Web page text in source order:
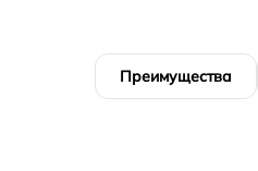
Преимущества